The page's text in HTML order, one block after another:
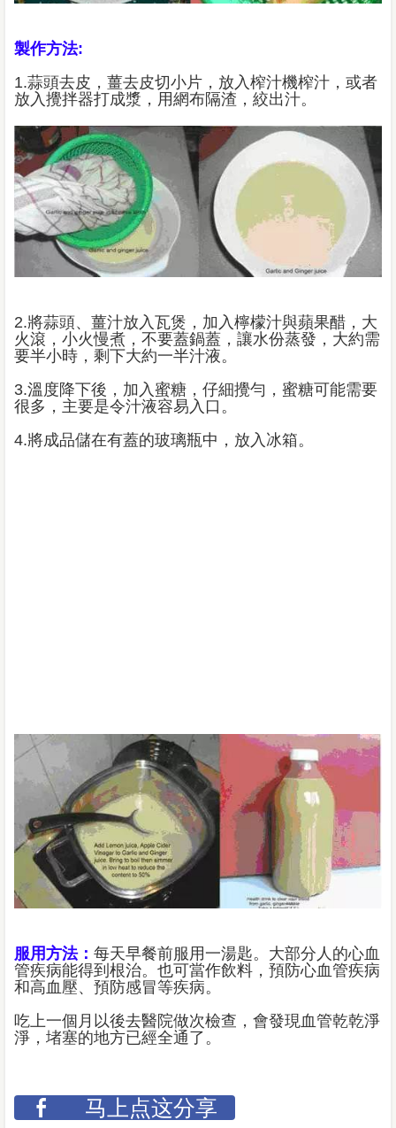
製作方法:
1.蒜頭去皮，薑去皮切小片，放入榨汁機榨汁，或者
放入攪拌器打成漿，用網布隔渣，絞出汁。
2.將蒜頭、薑汁放入瓦煲，加入檸檬汁與蘋果醋，大
火滾，小火慢煮，不要蓋鍋蓋，讓水份蒸發，大約需
要半小時，剩下大約一半汁液。
3.溫度降下後，加入蜜糖，仔細攪勻，蜜糖可能需要
很多，主要是令汁液容易入口。
4.將成品儲在有蓋的玻璃瓶中，放入冰箱。
服用方法： 每天早餐前服用一湯匙。大部分人的心血
管疾病能得到根治。也可當作飲料，預防心血管疾病
和高血壓、預防感冒等疾病。
吃上一個月以後去醫院做次檢查，會發現血管乾乾淨
淨，堵塞的地方已經全通了。
马上点这分享